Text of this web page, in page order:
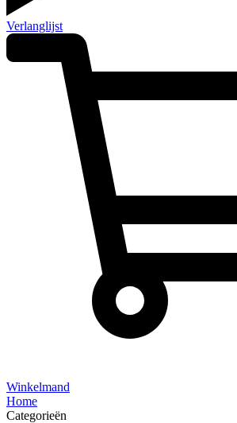
Verlanglijst
Winkelmand
Home
Categorieën